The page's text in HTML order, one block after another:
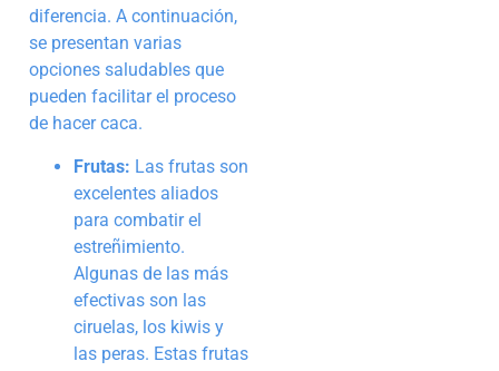
diferencia. A continuación,
se presentan varias
opciones saludables que
pueden facilitar el proceso
de hacer caca.
Frutas: Las frutas son
excelentes aliados
para combatir el
estreñimiento.
Algunas de las más
efectivas son las
ciruelas, los kiwis y
las peras. Estas frutas